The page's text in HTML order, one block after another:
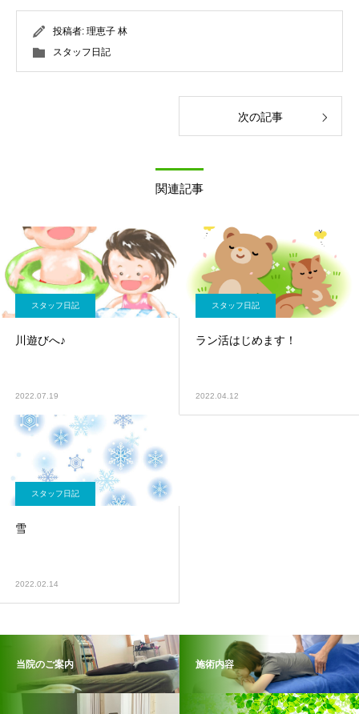
投稿者: 理恵子 林
スタッフ日記
次の記事
関連記事
スタッフ日記
川遊びへ♪
2022.07.19
スタッフ日記
ラン活はじめます！
2022.04.12
スタッフ日記
雪
2022.02.14
当院のご案内 施術内容